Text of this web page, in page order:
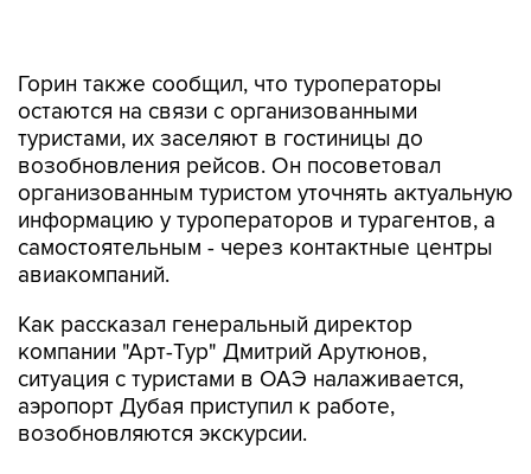
туристами, их заселяют в гостиницы до
возобновления рейсов. Он посоветовал
организованным туристом уточнять актуальную
информацию у туроператоров и турагентов, а
самостоятельным - через контактные центры
авиакомпаний.
Как рассказал генеральный директор
ситуация с туристами в ОАЭ налаживается,
аэропорт Дубая приступил к работе,
возобновляются экскурсии.
"Есть туристы, которые продлились, многие из